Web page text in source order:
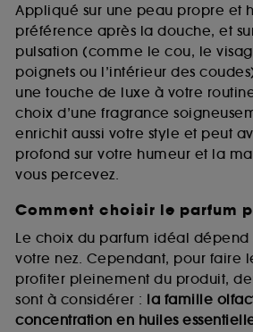
Appliqué sur une peau propre et
préférence après la douche, et
pulsation (comme le cou, le
poignets ou l’intérieur des
une touche de luxe à votre
choix d’une fragrance
enrichit aussi votre style et peut
profond sur votre humeur et la
vous percevez.
Comment choisir le parfum
Le choix du parfum idéal
votre nez. Cependant, pour faire
profiter pleinement du produit,
sont à considérer : la famille
concentration en huiles
Cookies fonctionnels :il s’agit
permettant l’affichage et/ou la
certaines fonctionnalités du site,
cookies d’authentification qui
vous faire bénéficier de
prolongée vous permettant
compte lors de votre prochaine
sans saisir à nouveau votre
passe.
A l'exception des cookies
lecture de ces traceurs requiert
pouvez personnaliser vos choix
de ces cookies grâce au bouton
choix" ci-dessous ou décider de
Sephora pourra associer les
navigation collectées par ces